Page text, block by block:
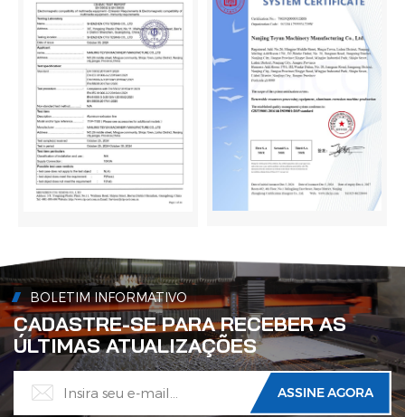
BOLETIM INFORMATIVO
CADASTRE-SE PARA RECEBER AS
ÚLTIMAS ATUALIZAÇÕES